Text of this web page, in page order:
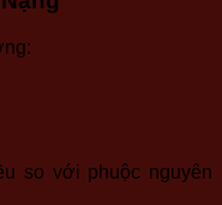
so với phuộc nguyên